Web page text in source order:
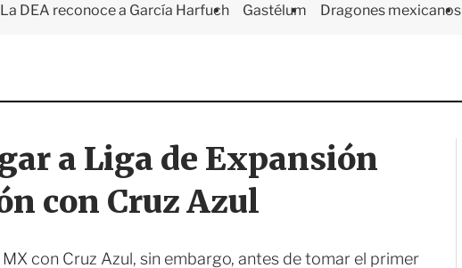
La DEA reconoce a García Harfuch Gastélum Dragones mexicanos
a Liga de Expansión
con Cruz Azul
con Cruz Azul, sin embargo, antes de tomar el primer